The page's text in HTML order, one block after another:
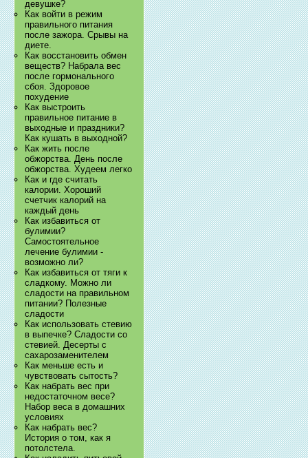
девушке?
Как войти в режим
правильного питания
после зажора. Срывы на
диете.
Как восстановить обмен
веществ? Набрала вес
после гормонального
сбоя. Здоровое
похудение
Как выстроить
правильное питание в
выходные и праздники?
Как кушать в выходной?
Как жить после
обжорства. День после
обжорства. Худеем легко
Как и где считать
калории. Хороший
счетчик калорий на
каждый день
Как избавиться от
булимии?
Самостоятельное
лечение булимии -
возможно ли?
Как избавиться от тяги к
сладкому. Можно ли
сладости на правильном
питании? Полезные
сладости
Как использовать стевию
в выпечке? Сладости со
стевией. Десерты с
сахарозаменителем
Как меньше есть и
чувствовать сытость?
Как набрать вес при
недостаточном весе?
Набор веса в домашних
условиях
Как набрать вес?
История о том, как я
потолстела.